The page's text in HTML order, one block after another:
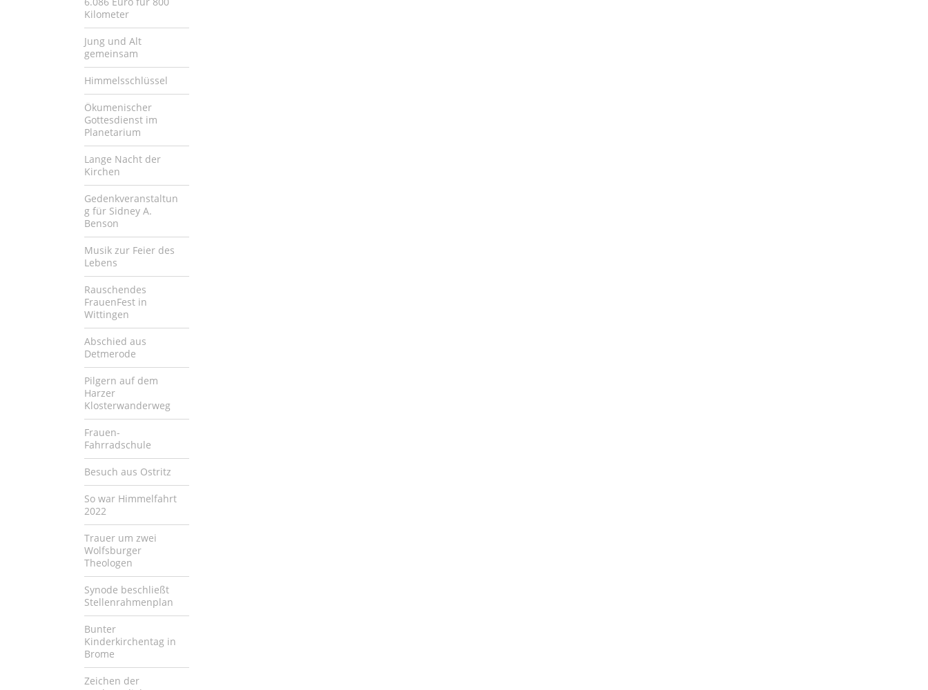
Kilometer
Jung und Alt
gemeinsam
Himmelsschlüssel
Ökumenischer
Gottesdienst im
Planetarium
Lange Nacht der
Kirchen
Gedenkveranstaltun
g für Sidney A.
Benson
Musik zur Feier des
Lebens
Rauschendes
FrauenFest in
Wittingen
Abschied aus
Detmerode
Pilgern auf dem
Harzer
Klosterwanderweg
Frauen-
Fahrradschule
Besuch aus Ostritz
So war Himmelfahrt
2022
Trauer um zwei
Wolfsburger
Theologen
Synode beschließt
Stellenrahmenplan
Bunter
Kinderkirchentag in
Brome
Zeichen der